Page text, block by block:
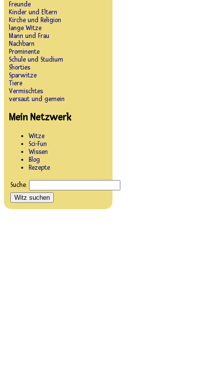
Freunde
Kinder und Eltern
Kirche und Religion
lange Witze
Mann und Frau
Nachbarn
Prominente
Schule und Studium
Shorties
Sparwitze
Tiere
Vermischtes
versaut und gemein
Mein Netzwerk
Witze
Sci-Fun
Wissen
Blog
Rezepte
Suche: